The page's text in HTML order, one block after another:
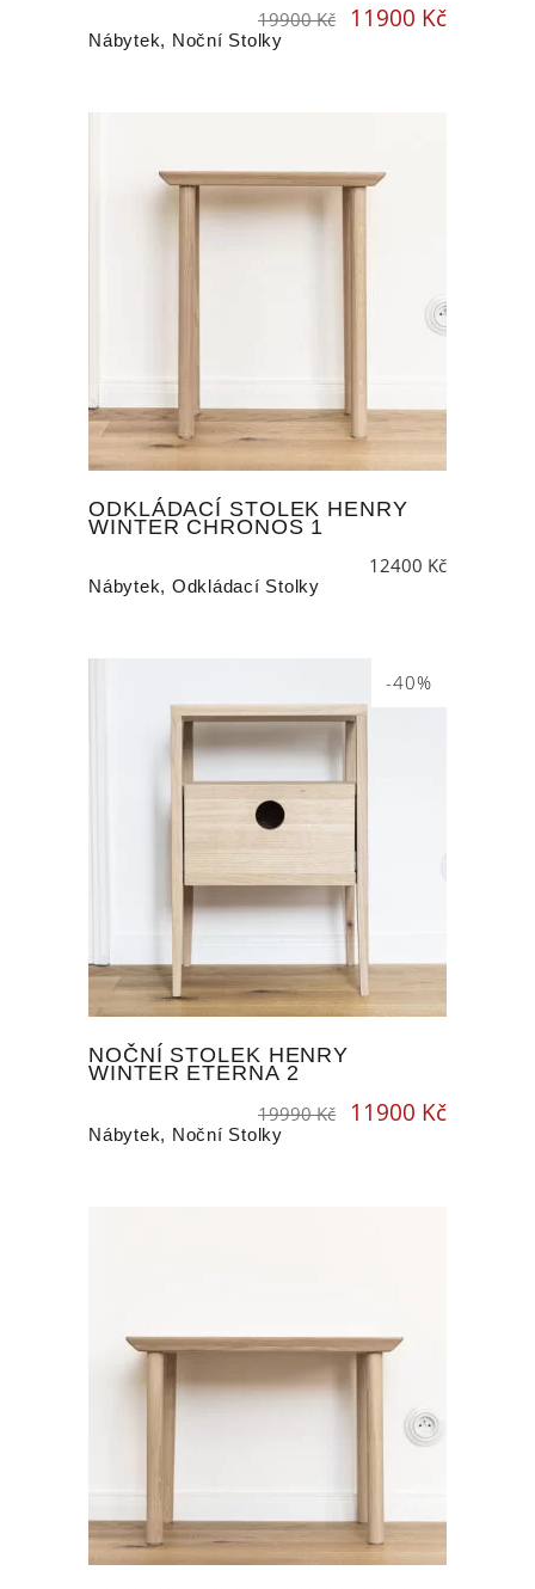
19900Kč Original
price
was:
11900 KčCurrent
price
is:
Nábytek, Noční Stolky
ODKLÁDACÍ STOLEK HENRY
WINTER CHRONOS 1
12400 Kč
Nábytek, Odkládací Stolky
-40%
NOČNÍ STOLEK HENRY
WINTER ETERNA 2
19990Kč Original
price
was:
11900 KčCurrent
price
is:
Nábytek, Noční Stolky